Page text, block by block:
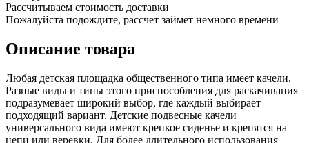
Рассчитываем стоимость доставки
Пожалуйста подождите, рассчет займет немного времени
Описание товара
Любая детская площадка общественного типа имеет качели.
Разные виды и типы этого приспособления для раскачивания
подразумевает широкий выбор, где каждый выбирает
подходящий вариант. Детские подвесные качели
универсального вида имеют крепкое сиденье и крепятся на
цепи или веревки. Для более длительного использования